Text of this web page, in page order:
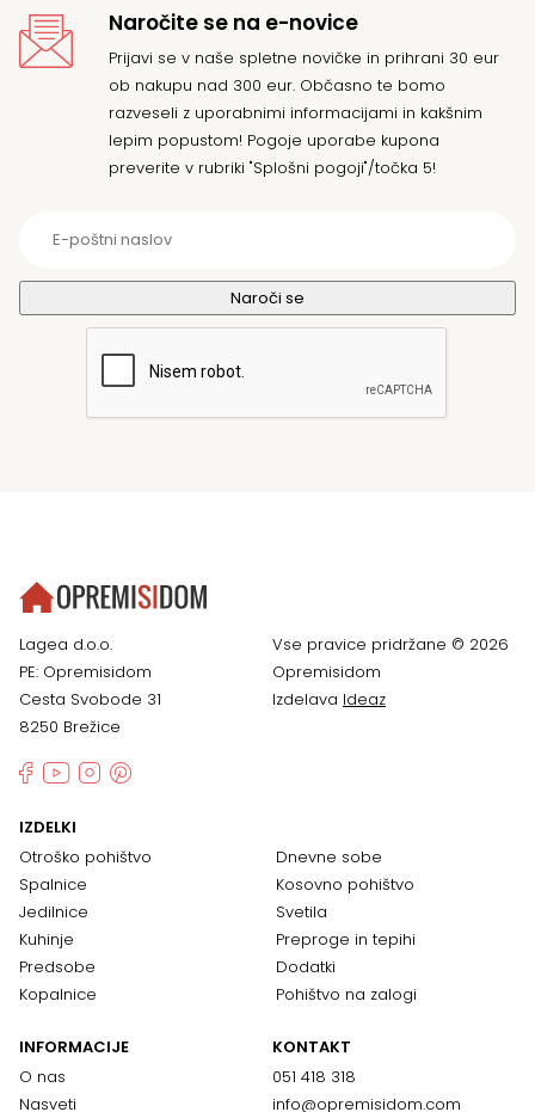
Naročite se na e-novice
Prijavi se v naše spletne novičke in prihrani 30 eur
ob nakupu nad 300 eur. Občasno te bomo
razveseli z uporabnimi informacijami in kakšnim
lepim popustom! Pogoje uporabe kupona
preverite v rubriki "Splošni pogoji"/točka 5!
Lagea d.o.o.
PE: Opremisidom
Cesta Svobode 31
8250 Brežice
Vse pravice pridržane © 2026
Opremisidom
Izdelava Ideaz
IZDELKI
Otroško pohištvo
Spalnice
Jedilnice
Kuhinje
Predsobe
Kopalnice
Dnevne sobe
Kosovno pohištvo
Svetila
Preproge in tepihi
Dodatki
Pohištvo na zalogi
INFORMACIJE
O nas
Nasveti
KONTAKT
051 418 318
info@opremisidom.com